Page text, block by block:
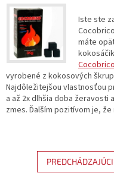
Iste ste
máte
Cocobrico
vyrobené z kokosových
Najdôležitejšou vlastnosťou
a až 2x dlhšia doba
zmes. Ďalším pozitívom je,